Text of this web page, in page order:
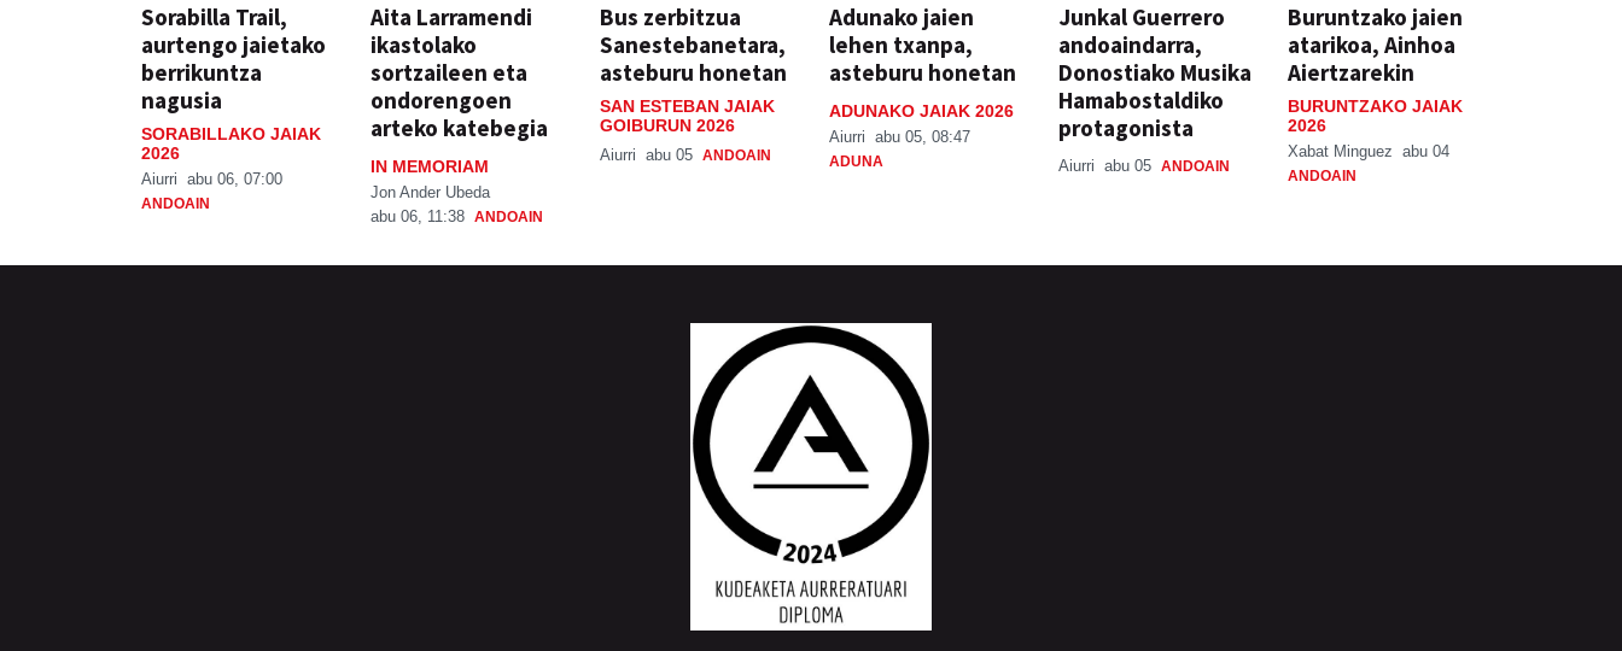
Sorabilla Trail,
aurtengo jaietako
berrikuntza
nagusia
SORABILLAKO JAIAK
2026
Aiurri abu 06, 07:00
ANDOAIN
Aita Larramendi
ikastolako
sortzaileen eta
ondorengoen
arteko katebegia
IN MEMORIAM
Jon Ander Ubeda
abu 06, 11:38 ANDOAIN
Bus zerbitzua
Sanestebanetara,
asteburu honetan
SAN ESTEBAN JAIAK
GOIBURUN 2026
Aiurri abu 05 ANDOAIN
Adunako jaien
lehen txanpa,
asteburu honetan
ADUNAKO JAIAK 2026
Aiurri abu 05, 08:47
ADUNA
Junkal Guerrero
andoaindarra,
Donostiako Musika
Hamabostaldiko
protagonista
Aiurri abu 05 ANDOAIN
Buruntzako jaien
atarikoa, Ainhoa
Aiertzarekin
BURUNTZAKO JAIAK
2026
Xabat Minguez abu 04
ANDOAIN